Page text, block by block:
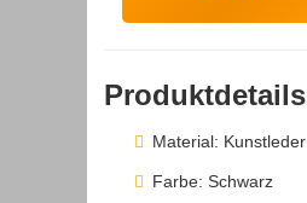
Produktdetails
Material: Kunstleder
Farbe: Schwarz